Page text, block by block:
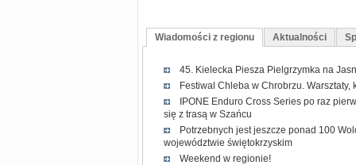
Wiadomości z regionu Aktualności
45. Kielecka Piesza Pielgrzymka na
Festiwal Chleba w Chrobrzu.
IPONE Enduro Cross Series po raz
się z trasą w Szańcu
Potrzebnych jest jeszcze ponad 100
województwie świętokrzyskim
Weekend w regionie!